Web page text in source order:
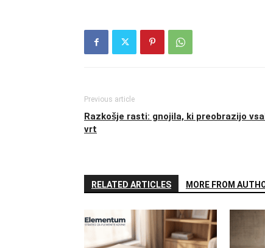
Previous article
Razkošje rasti: gnojila, ki preobrazijo
vrt
RELATED ARTICLES MORE FROM